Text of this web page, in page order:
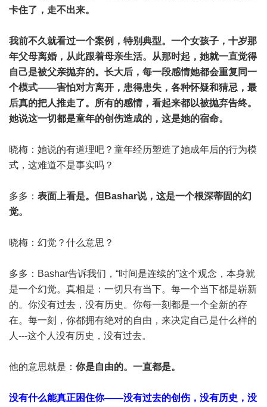
卡住了，走不出来。
我前不久就看过一个案例，特别典型。一个女孩子，十岁那
年父母离婚，从此跟着母亲生活。从那时起，她就一直觉得
自己是被父亲抛弃的。长大后，每一段感情她都会重复同一
个模式——害怕对方离开，患得患失，各种怀疑和猜忌，最
后真的把人推走了。所有的感情，看起来都以被抛弃告终。
她说这一切都是童年的创伤造成的，这是她的宿命。
晓梅：她说的有道理吧？童年经历塑造了她成年后的行为模
式，这难道不是事实吗？
多多： 表面上看是。但Bashar说，这是一个根深蒂固的幻
觉。
晓梅：幻觉？什么意思？
多多：Bashar告诉我们，“时间是连续的”这个观念，本身就
是一个幻觉。真相是：一切只有当下。每一个当下都是崭新
的。你没有过去，没有历史。你每一刻都是一个全新的存
在。每一刻，你都拥有绝对的自由，来决定自己是什么样的
人---这个人没有历史，没有过去。
他的意思就是： 你是自由的。一直都是。
没有什么能真正困住你——没有过去的创伤，没有历史，没